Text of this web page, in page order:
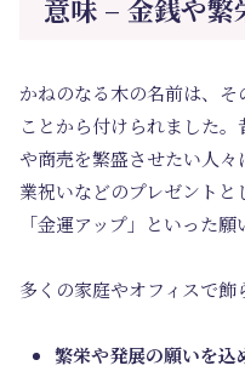
意味 – 金銭や
かねのなる木の名前は、
ことから付けられました
や商売を繁盛させたい人
業祝いなどのプレゼント
「金運アップ」といった願
多くの家庭やオフィスで飾
繁栄や発展の願いを込